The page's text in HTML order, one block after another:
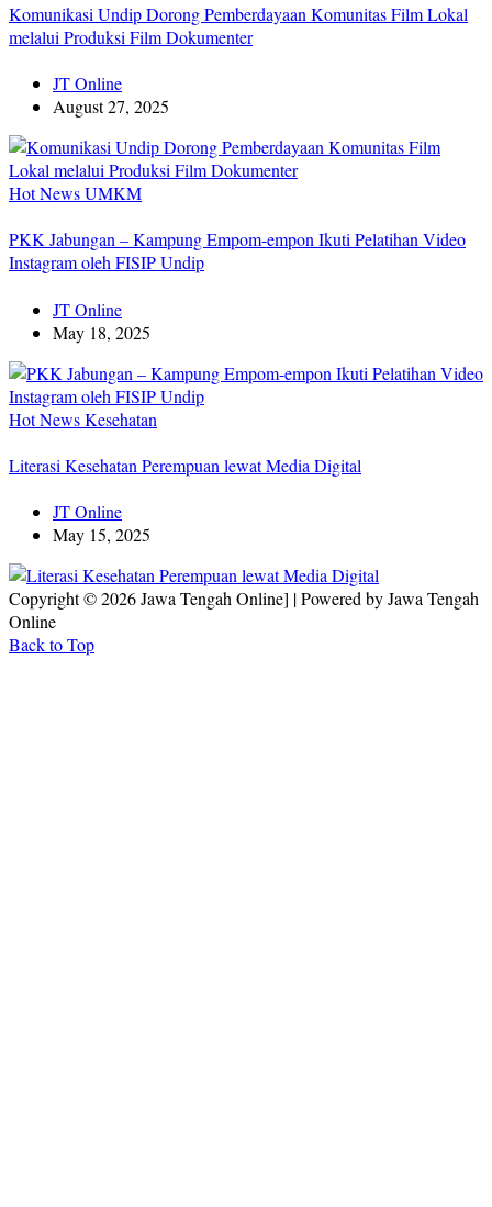
Komunikasi Undip Dorong Pemberdayaan Komunitas Film Lokal
melalui Produksi Film Dokumenter
JT Online
August 27, 2025
Hot NewsUMKM
PKK Jabungan – Kampung Empom-empon Ikuti Pelatihan Video
Instagram oleh FISIP Undip
JT Online
May 18, 2025
Hot NewsKesehatan
Literasi Kesehatan Perempuan lewat Media Digital
JT Online
May 15, 2025
Copyright © 2026 Jawa Tengah Online] | Powered by Jawa Tengah
Online
Back to Top